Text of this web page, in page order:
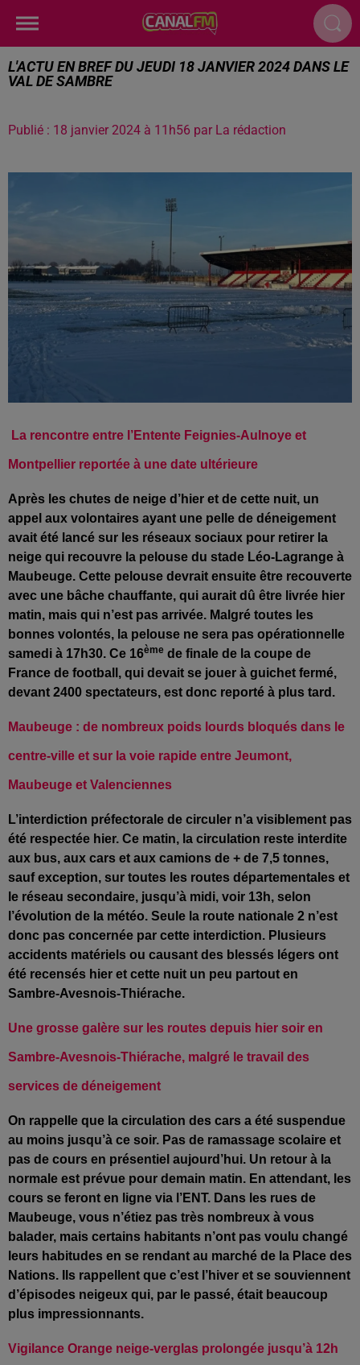
L'ACTU EN BREF DU JEUDI 18 JANVIER 2024 DANS LE
VAL DE SAMBRE
Publié : 18 janvier 2024 à 11h56 par La rédaction
La rencontre entre l’Entente Feignies-Aulnoye et
Montpellier reportée à une date ultérieure
Après les chutes de neige d’hier et de cette nuit, un
appel aux volontaires ayant une pelle de déneigement
avait été lancé sur les réseaux sociaux pour retirer la
neige qui recouvre la pelouse du stade Léo-Lagrange à
Maubeuge. Cette pelouse devrait ensuite être recouverte
avec une bâche chauffante, qui aurait dû être livrée hier
matin, mais qui n’est pas arrivée. Malgré toutes les
bonnes volontés, la pelouse ne sera pas opérationnelle
samedi à 17h30. Ce 16ème de finale de la coupe de
France de football, qui devait se jouer à guichet fermé,
devant 2400 spectateurs, est donc reporté à plus tard.
Maubeuge : de nombreux poids lourds bloqués dans le
centre-ville et sur la voie rapide entre Jeumont,
Maubeuge et Valenciennes
L’interdiction préfectorale de circuler n’a visiblement pas
été respectée hier. Ce matin, la circulation reste interdite
aux bus, aux cars et aux camions de + de 7,5 tonnes,
sauf exception, sur toutes les routes départementales et
le réseau secondaire, jusqu’à midi, voir 13h, selon
l’évolution de la météo. Seule la route nationale 2 n’est
donc pas concernée par cette interdiction. Plusieurs
accidents matériels ou causant des blessés légers ont
été recensés hier et cette nuit un peu partout en
Sambre-Avesnois-Thiérache.
Une grosse galère sur les routes depuis hier soir en
Sambre-Avesnois-Thiérache, malgré le travail des
services de déneigement
On rappelle que la circulation des cars a été suspendue
au moins jusqu’à ce soir. Pas de ramassage scolaire et
pas de cours en présentiel aujourd’hui. Un retour à la
normale est prévue pour demain matin. En attendant, les
cours se feront en ligne via l’ENT. Dans les rues de
Maubeuge, vous n’étiez pas très nombreux à vous
balader, mais certains habitants n’ont pas voulu changé
leurs habitudes en se rendant au marché de la Place des
Nations. Ils rappellent que c’est l’hiver et se souviennent
d’épisodes neigeux qui, par le passé, était beaucoup
plus impressionnants.
Vigilance Orange neige-verglas prolongée jusqu’à 12h